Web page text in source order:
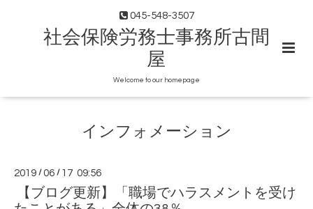
045-548-3507
社会保険労務士事務所古間
屋
Welcome to our homepage
インフォメーション
2019 /06 / 17 09:56
【ブログ更新】「職場でハラスメントを受け